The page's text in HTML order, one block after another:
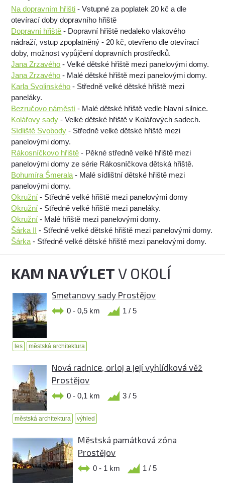
Na dopravním hřišti - Vstupné za poplatek 20 kč a dle
otevírací doby dopravního hřiště
Dopravní hřiště - Dopravní hřiště nedaleko vlakového
nádraží, vstup zpoplatněný - 20 kč, otevřeno dle otevírací
doby, možnost vypůjčení dopravních prostředků.
Jana Zrzavého - Velké dětské hřiště mezi panelovými domy.
Jana Zrzavého - Malé dětské hřiště mezi panelovými domy.
Karla Svolinského - Středně velké dětské hřiště mezi
paneláky.
Bezručovo náměstí - Malé dětské hřiště vedle hlavní silnice.
Kolářovy sady - Velké dětské hřiště v Kolářových sadech.
Sídliště Svobody - Středně velké dětské hřiště mezi
panelovými domy.
Rákosníčkovo hřiště - Pěkné středně velké hřiště mezi
panelovými domy ze série Rákosníčkova dětská hřiště.
Bohumíra Šmerala - Malé sídlištní dětské hřiště mezi
panelovými domy.
Okružní - Středně velké hřiště mezi panelovými domy
Okružní - Středně velké hřiště mezi paneláky.
Okružní - Malé hřiště mezi panelovými domy.
Šárka II - Středně velké dětské hřiště mezi panelovými domy.
Šárka - Středně velké dětské hřiště mezi panelovými domy.
KAM NA VÝLETV OKOLÍ
Smetanovy sady Prostějov
0 - 0,5 km 1 / 5
les městská architektura
Nová radnice, orloj a její vyhlídková věž
Prostějov
0 - 0,1 km 3 / 5
městská architektura výhled
Městská památková zóna
Prostějov
0 - 1 km 1 / 5